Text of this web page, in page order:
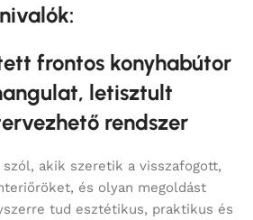
frontos konyhabútor
letisztult
rendszer
szól, akik szeretik a visszafogott,
és olyan megoldást
tud esztétikus, praktikus és